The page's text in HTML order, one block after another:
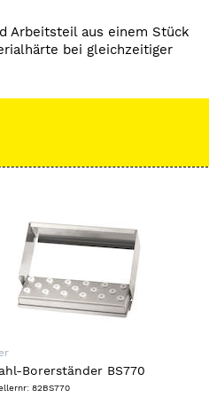
Arbeitsteil aus einem Stück
bei gleichzeitiger
Borerständer BS770
82BS770